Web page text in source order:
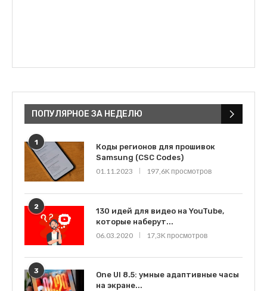
ПОПУЛЯРНОЕ ЗА НЕДЕЛЮ
1
Коды регионов для прошивок
Samsung (CSC Codes)
01.11.2023
197,6K просмотров
2
130 идей для видео на YouTube,
которые наберут...
06.03.2020
17,3K просмотров
3
One UI 8.5: умные адаптивные часы
на экране...